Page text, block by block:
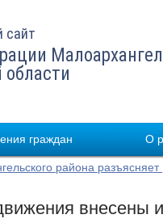
сайт
области
граждан О
района разъясняет
внесены